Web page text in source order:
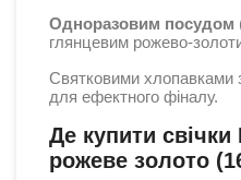
Одноразовим посудом
глянцевим рожево-
Святковими хлопавками
для ефектного фіналу.
Де купити
рожеве золото